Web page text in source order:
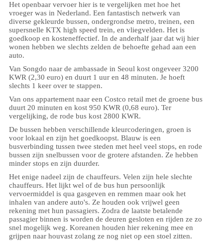
Het openbaar vervoer hier is te vergelijken met hoe het
vroeger was in Nederland. Een fantastisch netwerk van
diverse gekleurde bussen, ondergrondse metro, treinen, een
supersnelle KTX high speed trein, en vliegvelden. Het is
goedkoop en kosteneffectief. In de anderhalf jaar dat wij hier
wonen hebben we slechts zelden de behoefte gehad aan een
auto.
Van Songdo naar de ambassade in Seoul kost ongeveer 3200
KWR (2,30 euro) en duurt 1 uur en 48 minuten. Je hoeft
slechts 1 keer over te stappen.
Van ons appartement naar een Costco retail met de groene bus
duurt 20 minuten en kost 950 KWR (0,68 euro). Ter
vergelijking, de rode bus kost 2800 KWR.
De bussen hebben verschillende kleurcoderingen, groen is
voor lokaal en zijn het goedkoopst. Blauw is een
busverbinding tussen twee steden met heel veel stops, en rode
bussen zijn snelbussen voor de grotere afstanden. Ze hebben
minder stops en zijn duurder.
Het enige nadeel zijn de chauffeurs. Velen zijn hele slechte
chauffeurs. Het lijkt wel of de bus hun persoonlijk
vervoermiddel is qua gasgeven en remmen maar ook het
inhalen van andere auto's. Ze houden ook vrijwel geen
rekening met hun passagiers. Zodra de laatste betalende
passagier binnen is worden de deuren gesloten en rijden ze zo
snel mogelijk weg. Koreanen houden hier rekening mee en
grijpen naar houvast zolang ze nog niet op een stoel zitten.